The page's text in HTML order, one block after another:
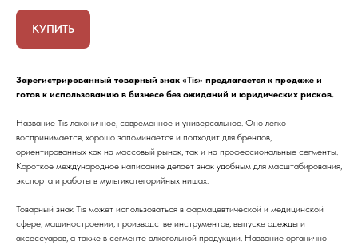
КУПИТЬ
Зарегистрированный товарный знак «Tis» предлагается к продаже и
готов к использованию в бизнесе без ожиданий и юридических рисков.
Название Tis лаконичное, современное и универсальное. Оно легко
воспринимается, хорошо запоминается и подходит для брендов,
ориентированных как на массовый рынок, так и на профессиональные сегменты.
Короткое международное написание делает знак удобным для масштабирования,
экспорта и работы в мультикатегорийных нишах.
Товарный знак Tis может использоваться в фармацевтической и медицинской
сфере, машиностроении, производстве инструментов, выпуске одежды и
аксессуаров, а также в сегменте алкогольной продукции. Название органично